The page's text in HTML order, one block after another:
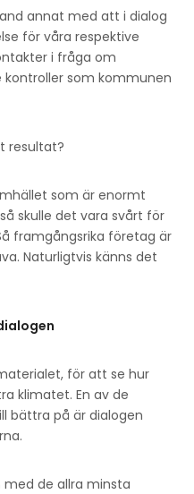
annat med att i dialog
för våra respektive
i fråga om
kontroller som kommunen
resultat?
som är enormt
skulle det vara svårt för
framgångsrika företag är
Naturligtvis känns det
för att se hur
klimatet. En av de
bättra på är dialogen
de allra minsta